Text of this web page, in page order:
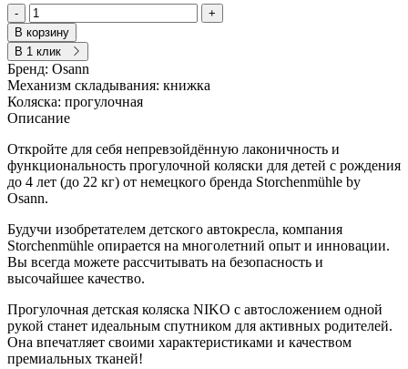
-
+
В корзину
В 1 клик
Бренд: Osann
Механизм складывания: книжка
Коляска: прогулочная
Описание
Откройте для себя непревзойдённую лаконичность и
функциональность прогулочной коляски для детей с рождения
до 4 лет (до 22 кг) от немецкого бренда Storchenmühle by
Osann.
Будучи изобретателем детского автокресла, компания
Storchenmühle опирается на многолетний опыт и инновации.
Вы всегда можете рассчитывать на безопасность и
высочайшее качество.
Прогулочная детская коляска NIKO с автосложением одной
рукой станет идеальным спутником для активных родителей.
Она впечатляет своими характеристиками и качеством
премиальных тканей!